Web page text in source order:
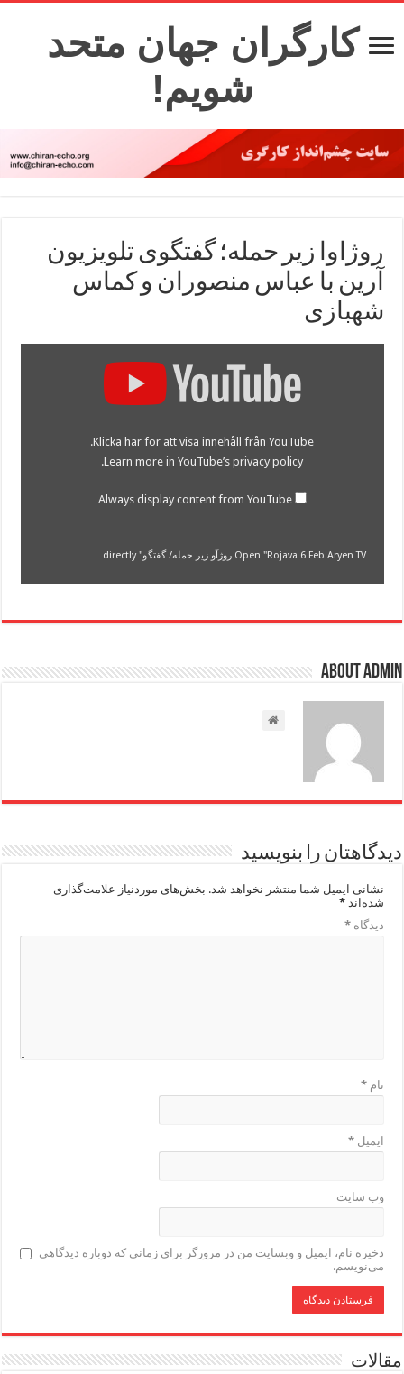
کارگران جهان متحد
شویم!
روژاوا زیر حمله؛ گفتگوی تلویزیون
آرین با عباس منصوران و کماس
شهبازی
Klicka här för att visa innehåll från YouTube.
Learn more inYouTube’s privacy policy
.
Always display content from YouTube
Open "Rojava 6 Feb Aryen TV روژآو زیر حمله/ گفتگو" directly
About admin
دیدگاهتان را بنویسید
نشانی ایمیل شما منتشر نخواهد شد. بخش‌های موردنیاز علامت‌گذاری
شده‌اند*
دیدگاه*
نام*
ایمیل*
وب‌ سایت
ذخیره نام، ایمیل و وبسایت من در مرورگر برای زمانی که دوباره دیدگاهی
می‌نویسم.
مقالات